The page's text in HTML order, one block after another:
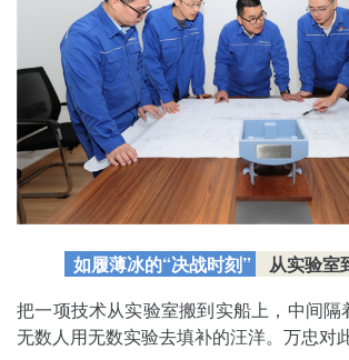
如履薄冰的“决战时刻”
从实验室
把一项技术从实验室搬到实船上，中间隔
无数人用无数实验去填补的汪洋。万忠对